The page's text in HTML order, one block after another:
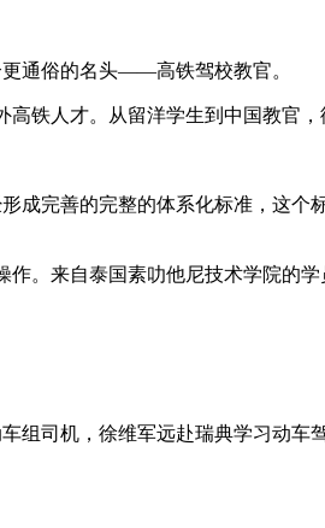
通俗的名头——高铁驾校教官。
人才。从留洋学生到中国教官，
完善的完整的体系化标准，这个
。来自泰国素叻他尼技术学院的
司机，徐维军远赴瑞典学习动车